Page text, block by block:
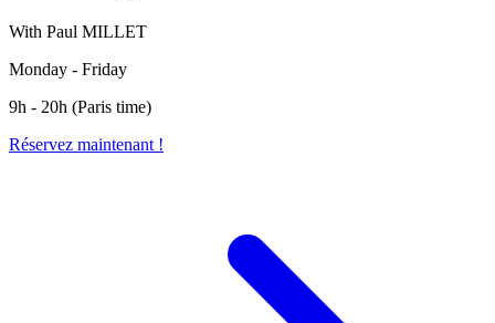
With Paul MILLET
Monday - Friday
9h - 20h (Paris time)
Réservez maintenant !